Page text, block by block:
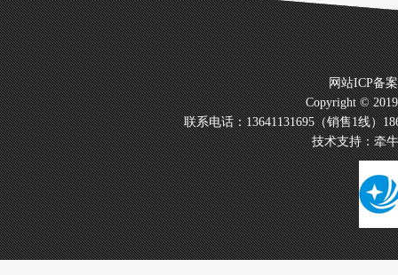
网站ICP备
Copyright ©
联系电话：13641131695（销售1线）
技术支持：牵